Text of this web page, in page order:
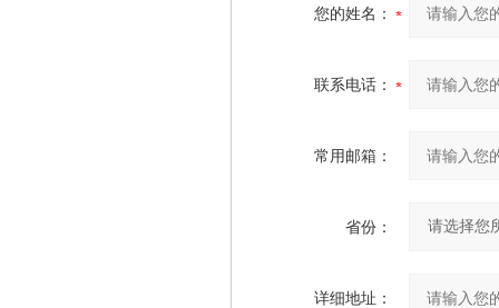
您的姓名：
联系电话：
常用邮箱：
省份：
详细地址：